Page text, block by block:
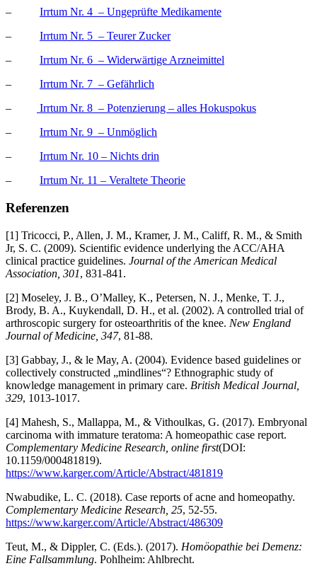
– Irrtum Nr. 4 – Ungeprüfte Medikamente
– Irrtum Nr. 5 – Teurer Zucker
– Irrtum Nr. 6 – Widerwärtige Arzneimittel
– Irrtum Nr. 7 – Gefährlich
–
Irrtum Nr. 8 – Potenzierung – alles Hokuspokus
– Irrtum Nr. 9 – Unmöglich
– Irrtum Nr. 10 – Nichts drin
– Irrtum Nr. 11 – Veraltete Theorie
Referenzen
[1] Tricocci, P., Allen, J. M., Kramer, J. M., Califf, R. M., & Smith
Jr, S. C. (2009). Scientific evidence underlying the ACC/AHA
clinical practice guidelines. Journal of the American Medical
Association, 301, 831-841.
[2] Moseley, J. B., O’Malley, K., Petersen, N. J., Menke, T. J.,
Brody, B. A., Kuykendall, D. H., et al. (2002). A controlled trial of
arthroscopic surgery for osteoarthritis of the knee. New England
Journal of Medicine, 347, 81-88.
[3] Gabbay, J., & le May, A. (2004). Evidence based guidelines or
collectively constructed „mindlines“? Ethnographic study of
knowledge management in primary care. British Medical Journal,
329, 1013-1017.
[4] Mahesh, S., Mallappa, M., & Vithoulkas, G. (2017). Embryonal
carcinoma with immature teratoma: A homeopathic case report.
Complementary Medicine Research, online first(DOI:
10.1159/000481819).
https://www.karger.com/Article/Abstract/481819
Nwabudike, L. C. (2018). Case reports of acne and homeopathy.
Complementary Medicine Research, 25, 52-55.
https://www.karger.com/Article/Abstract/486309
Teut, M., & Dippler, C. (Eds.). (2017). Homöopathie bei Demenz:
Eine Fallsammlung. Pohlheim: Ahlbrecht.